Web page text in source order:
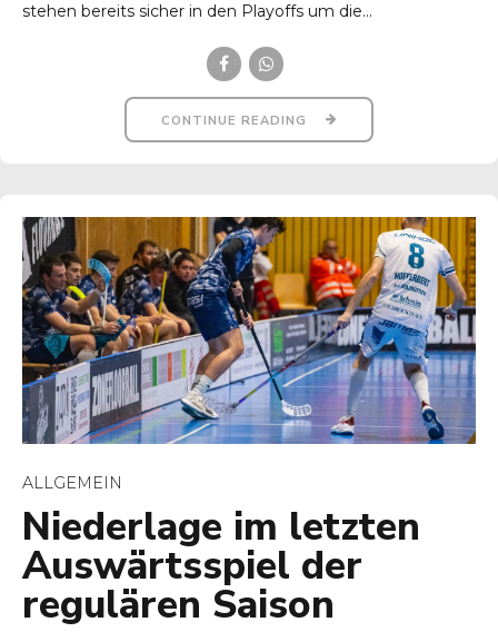
stehen bereits sicher in den Playoffs um die...
CONTINUE READING
ALLGEMEIN
Niederlage im letzten
Auswärtsspiel der
regulären Saison